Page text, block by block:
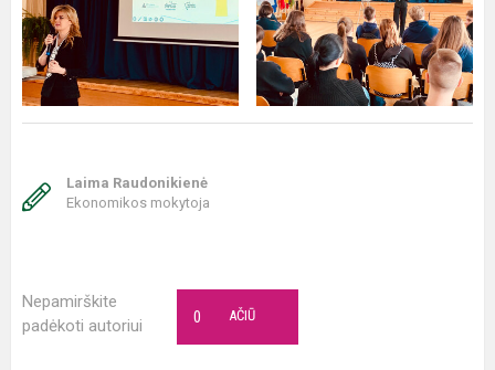
Laima Raudonikienė
Ekonomikos mokytoja
Nepamirškite
padėkoti autoriui
AČIŪ
0